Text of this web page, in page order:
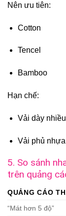
Nên ưu tiên:
Cotton
Tencel
Bamboo
Hạn chế:
Vải dày
Vải phủ
5. So sánh
trên quảng
QUẢNG CÁO
“Mát hơn 5 độ”